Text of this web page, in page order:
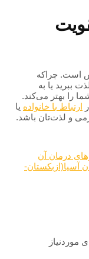
است. چراکه
ببرید یا به
را بهتر می‌کند.
ارتباط با خانواده یا
و لذت‌تان باشد.
درمان آن
آسیا(ازبکستان-
موردنیاز